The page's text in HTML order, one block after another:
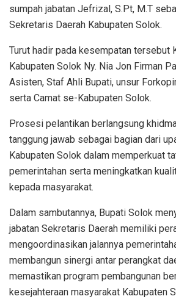
sumpah jabatan Jefrizal, S.Pt, M.T
Sekretaris Daerah Kabupaten Solok.
Turut hadir pada kesempatan tersebut
Kabupaten Solok Ny. Nia Jon Firman
Asisten, Staf Ahli Bupati, unsur
serta Camat se-Kabupaten Solok.
Prosesi pelantikan berlangsung
tanggung jawab sebagai bagian dari
Kabupaten Solok dalam memperkuat
pemerintahan serta meningkatkan
kepada masyarakat.
Dalam sambutannya, Bupati Solok
jabatan Sekretaris Daerah memiliki
mengoordinasikan jalannya
membangun sinergi antar perangkat
memastikan program pembangunan
kesejahteraan masyarakat Kabupaten